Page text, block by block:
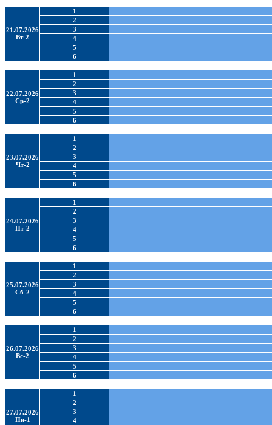
21.07.2026
Вт-2
1
2
3
4
5
6
22.07.2026
Ср-2
1
2
3
4
5
6
23.07.2026
Чт-2
1
2
3
4
5
6
24.07.2026
Пт-2
1
2
3
4
5
6
25.07.2026
Сб-2
1
2
3
4
5
6
26.07.2026
Вс-2
1
2
3
4
5
6
27.07.2026
Пн-1
1
2
3
4